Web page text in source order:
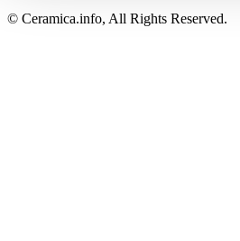
© Ceramica.info, All Rights Reserved.